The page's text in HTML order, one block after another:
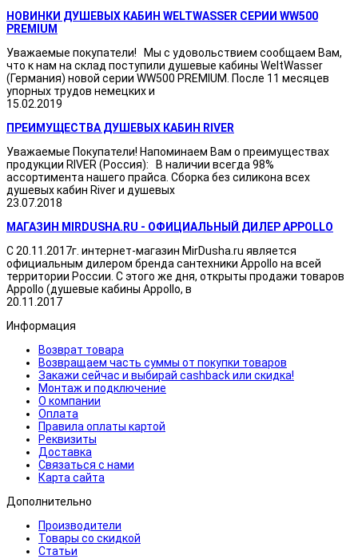
НОВИНКИ ДУШЕВЫХ КАБИН WELTWASSER СЕРИИ WW500
PREMIUM
Уважаемые покупатели! Мы с удовольствием сообщаем Вам,
что к нам на склад поступили душевые кабины WeltWasser
(Германия) новой серии WW500 PREMIUM. После 11 месяцев
упорных трудов немецких и
15.02.2019
ПРЕИМУЩЕСТВА ДУШЕВЫХ КАБИН RIVER
Уважаемые Покупатели! Напоминаем Вам о преимуществах
продукции RIVER (Россия): В наличии всегда 98%
ассортимента нашего прайса. Сборка без силикона всех
душевых кабин River и душевых
23.07.2018
МАГАЗИН MIRDUSHA.RU - ОФИЦИАЛЬНЫЙ ДИЛЕР APPOLLO
С 20.11.2017г. интернет-магазин MirDusha.ru является
официальным дилером бренда сантехники Appollo на всей
территории России. С этого же дня, открыты продажи товаров
Appollo (душевые кабины Appollo, в
20.11.2017
Информация
Возврат товара
Возвращаем часть суммы от покупки товаров
Закажи сейчас и выбирай cashback или скидка!
Монтаж и подключение
О компании
Оплата
Правила оплаты картой
Реквизиты
Доставка
Связаться с нами
Карта сайта
Дополнительно
Производители
Товары со скидкой
Статьи